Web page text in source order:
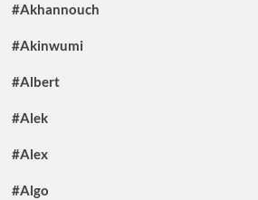
#Akhannouch
#Akinwumi
#Albert
#Alek
#Alex
#Algo